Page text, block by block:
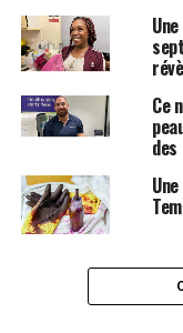
Le Dr Rahimy a
basées sur des
fournissent des
l’importance de
comme celles du
beaucoup d’entre
souvent que leur
Ce